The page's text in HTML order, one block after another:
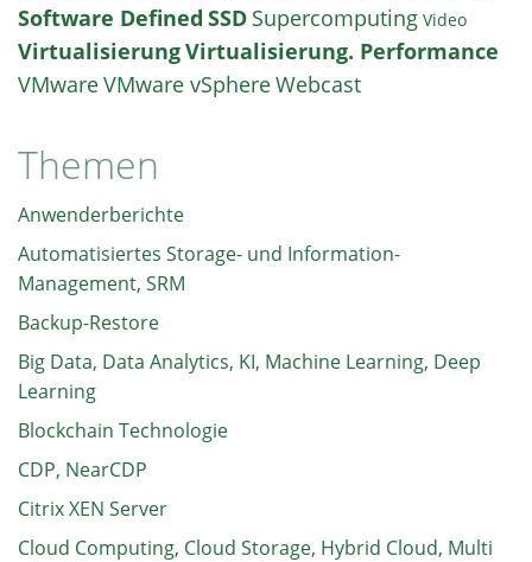
Software Defined SSD Supercomputing Video
VirtualisierungVirtualisierung. Performance
VMwareVMware vSphereWebcast
Themen
Anwenderberichte
Automatisiertes Storage- und Information-
Management, SRM
Backup-Restore
Big Data, Data Analytics, KI, Machine Learning, Deep
Learning
Blockchain Technologie
CDP, NearCDP
Citrix XEN Server
Cloud Computing, Cloud Storage, Hybrid Cloud, Multi